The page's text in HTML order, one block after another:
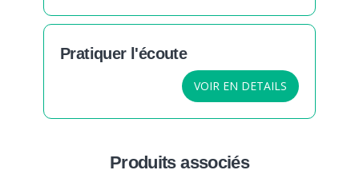
Pratiquer l'écoute
VOIR EN DETAILS
Produits associés